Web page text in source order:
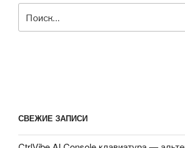
Daydream
СВЕЖИЕ ЗАПИСИ